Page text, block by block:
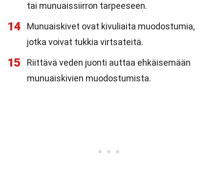
tai munuaissiirron tarpeeseen.
14
Munuaiskivet ovat kivuliaita muodostumia,
jotka voivat tukkia virtsateitä.
15
Riittävä veden juonti auttaa ehkäisemään
munuaiskivien muodostumista.